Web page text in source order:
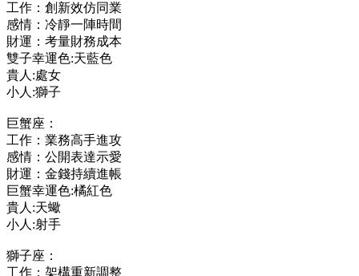
工作：創新效仿同業
感情：冷靜一陣時間
財運：考量財務成本
雙子幸運色:天藍色
貴人:處女
小人:獅子
巨蟹座：
工作：業務高手進攻
感情：公開表達示愛
財運：金錢持續進帳
巨蟹幸運色:橘紅色
貴人:天蠍
小人:射手
獅子座：
工作：架構重新調整